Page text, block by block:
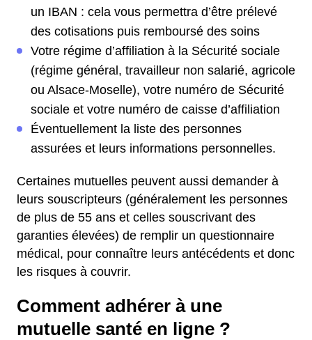
un IBAN : cela vous permettra d’être prélevé
des cotisations puis remboursé des soins
Votre régime d’affiliation à la Sécurité sociale
(régime général, travailleur non salarié, agricole
ou Alsace-Moselle), votre numéro de Sécurité
sociale et votre numéro de caisse d’affiliation
Éventuellement la liste des personnes
assurées et leurs informations personnelles.
Certaines mutuelles peuvent aussi demander à
leurs souscripteurs (généralement les personnes
de plus de 55 ans et celles souscrivant des
garanties élevées) de remplir un questionnaire
médical, pour connaître leurs antécédents et donc
les risques à couvrir.
Comment adhérer à une
mutuelle santé en ligne ?